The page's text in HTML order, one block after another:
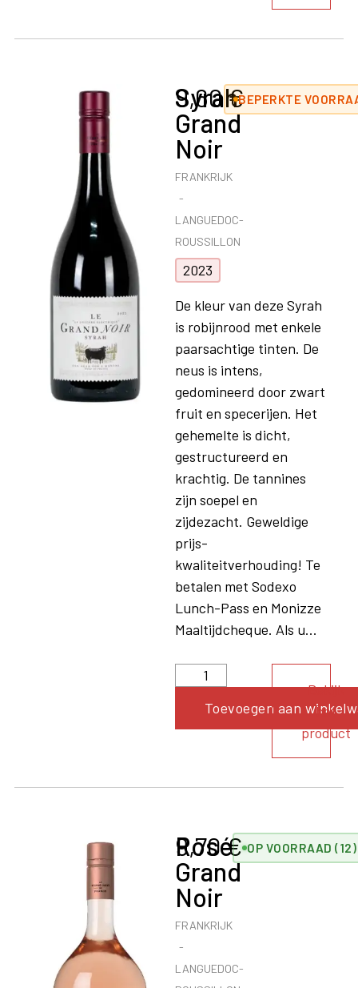
Syrah
Grand
Noir
FRANKRIJK
LANGUEDOC-
ROUSSILLON
2023
9,60€BEPERKTE
De kleur van deze Syrah
is robijnrood met enkele
paarsachtige tinten. De
neus is intens,
gedomineerd door zwart
fruit en specerijen. Het
gehemelte is dicht,
gestructureerd en
krachtig. De tannines
zijn soepel en
zijdezacht. Geweldige
prijs-
kwaliteitverhouding! Te
betalen met Sodexo
Lunch-Pass en Monizze
Maaltijdcheque. Als u...
Toevoegen aan
Bekijk
het
product
Rosé
Grand
Noir
FRANKRIJK
LANGUEDOC-
9,70€ OP VOORRAAD (12)